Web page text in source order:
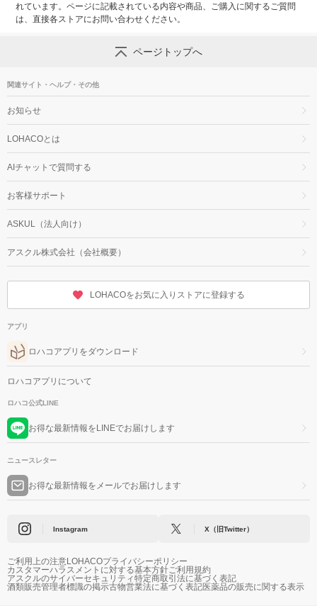
れています。ページに記載されている内容や商品、ご購入に関するご質問
は、直接各ストアにお問い合わせください。
ページトップへ
関連サイト・ヘルプ・その他
お知らせ
LOHACOとは
AIチャットで質問する
お客様サポート
ASKUL（法人向け）
アスクル株式会社（会社概要）
LOHACOをお気に入りストアに登録する
アプリ
ロハコアプリをダウンロード
ロハコアプリについて
ロハコ公式LINE
お得な最新情報をLINEでお届けします
ニュースレター
お得な最新情報をメールでお届けします
Instagram X（旧Twitter）
ご利用上の注意LOHACOプライバシーポリシー
カスタマーハラスメントに対する基本方針ご利用規約
アスクルのサイバーセキュリティ特定商取引法に基づく表記
酒類販売管理者標識の掲示古物営業法に基づく表記医薬品の販売に関する表示